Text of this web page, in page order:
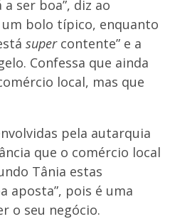
ser boa”, diz ao
bolo típico, enquanto
super contente” e a
Confessa que ainda
local, mas que
pela autarquia
que o comércio local
Tânia estas
aposta”, pois é uma
o seu negócio.